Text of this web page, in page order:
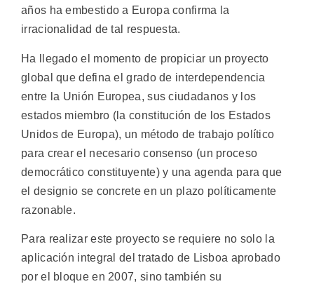
años ha embestido a Europa confirma la
irracionalidad de tal respuesta.
Ha llegado el momento de propiciar un proyecto
global que defina el grado de interdependencia
entre la Unión Europea, sus ciudadanos y los
estados miembro (la constitución de los Estados
Unidos de Europa), un método de trabajo político
para crear el necesario consenso (un proceso
democrático constituyente) y una agenda para que
el designio se concrete en un plazo políticamente
razonable.
Para realizar este proyecto se requiere no solo la
aplicación integral del tratado de Lisboa aprobado
por el bloque en 2007, sino también su